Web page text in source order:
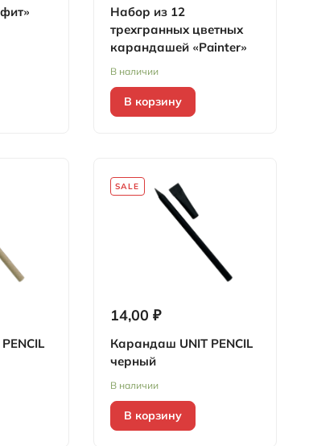
Набор из 12
трехгранных цветных
карандашей «Painter»
В наличии
В корзину
SALE
14,00 ₽
Карандаш UNIT PENCIL
черный
В наличии
В корзину